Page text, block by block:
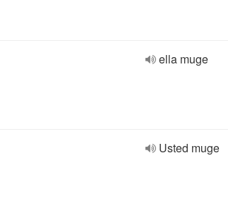
ella muge
Usted muge